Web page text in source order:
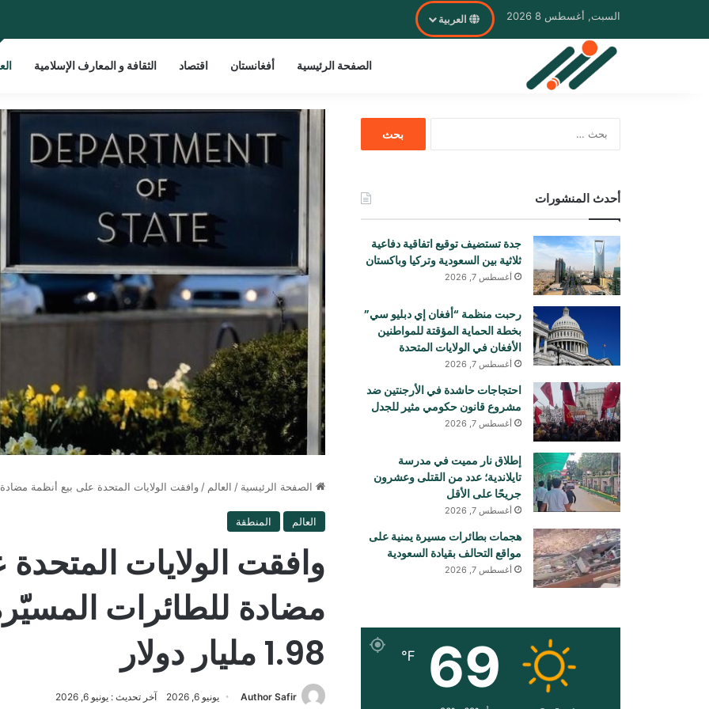
السبت, أغسطس 8 2026 العربية
الصفحة الرئيسية أفغانستان اقتصاد الثقافة و المعارف الإسلامية
الصفحة الرئيسية / العالم / وافقت الولايات المتحدة على بيع أنظمة مضادة
العالم المنطقة
وافقت الولايات
مضادة للطائرات
1.98 مليار دولار
Author Safir يونيو 6, 2026 آخر تحديث : يونيو 6, 2026
أحدث المنشورات
جدة تستضيف توقيع اتفاقية دفاعية
ثلاثية بين السعودية وتركيا وباكستان
أغسطس 7, 2026
رحبت منظمة “أفغان إي دبليو سي”
بخطة الحماية المؤقتة للمواطنين
الأفغان في الولايات المتحدة
أغسطس 7, 2026
احتجاجات حاشدة في الأرجنتين ضد
مشروع قانون حكومي مثير للجدل
أغسطس 7, 2026
إطلاق نار مميت في مدرسة
تايلاندية؛ عدد من القتلى وعشرون
جريحًا على الأقل
أغسطس 7, 2026
هجمات بطائرات مسيرة يمنية على
مواقع التحالف بقيادة السعودية
أغسطس 7, 2026
69
℉